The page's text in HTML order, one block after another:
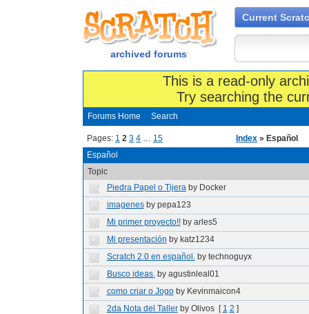
archived forums
Current
This is a read-only
Try searching the
Forums Home Search
Pages: 1 2 3 4 … 15 Index » Español
Español
Topic
Piedra Papel o Tijera by Docker
imagenes by pepa123
Mi primer proyecto!! by arles5
Mi presentación by katz1234
Scratch 2.0 en español. by technoguyx
Busco ideas. by agustinleal01
como criar o Jogo by Kevinmaicon4
2da Nota del Taller by Olivos[ 1 2 ]